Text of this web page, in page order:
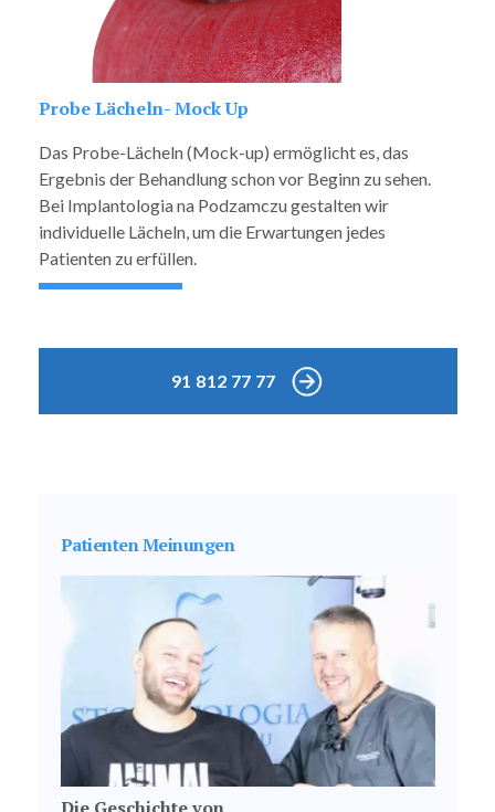
Probe Lächeln- Mock Up
Das Probe-Lächeln (Mock-up) ermöglicht es, das
Ergebnis der Behandlung schon vor Beginn zu sehen.
Bei Implantologia na Podzamczu gestalten wir
individuelle Lächeln, um die Erwartungen jedes
Patienten zu erfüllen.
91 812 77 77
Patienten Meinungen